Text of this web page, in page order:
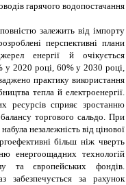
гарячого водопостачання
залежить від імпорту
перспективні плани
енергії й очікується
у 2020 році, 60% у 2030 році,
практику використання
тепла й електроенергії.
ресурсів сприяє зростанню
торгового сальдо. При
незалежність від цінової
більш ніж чверть
енергоощадних технологій
та європейських фондів.
забезпечується за рахунок